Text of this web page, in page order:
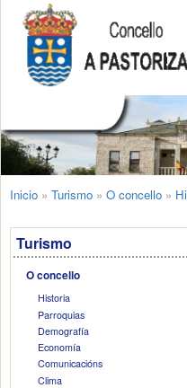
Inicio » Turismo » O concello »
Turismo
O concello
Historia
Parroquias
Demografía
Economía
Comunicacións
Clima